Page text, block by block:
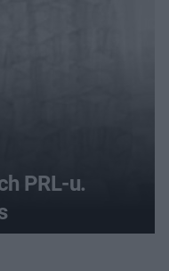
PRL-u.